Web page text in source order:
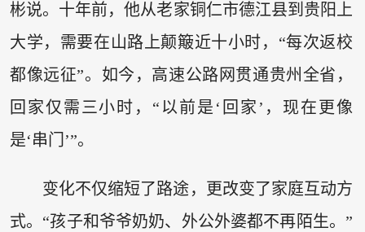
彬说。十年前，他从老家铜仁市德江县到贵阳上
大学，需要在山路上颠簸近十小时，“每次返校
都像远征”。如今，高速公路网贯通贵州全省，
回家仅需三小时，“以前是‘回家’，现在更像
是‘串门’”。
变化不仅缩短了路途，更改变了家庭互动方
式。“孩子和爷爷奶奶、外公外婆都不再陌生。”